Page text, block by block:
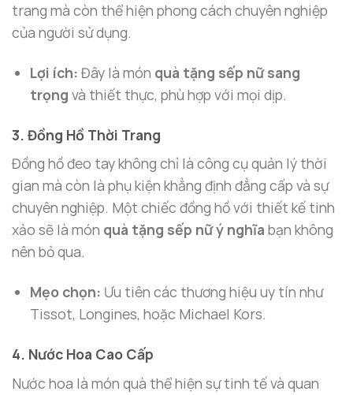
trang mà còn thể hiện phong cách chuyên nghiệp
của người sử dụng.
Lợi ích: Đây là món quà tặng sếp nữ sang
trọng và thiết thực, phù hợp với mọi dịp.
3. Đồng Hồ Thời Trang
Đồng hồ đeo tay không chỉ là công cụ quản lý thời
gian mà còn là phụ kiện khẳng định đẳng cấp và sự
chuyên nghiệp. Một chiếc đồng hồ với thiết kế tinh
xảo sẽ là món quà tặng sếp nữ ý nghĩa bạn không
nên bỏ qua.
Mẹo chọn: Ưu tiên các thương hiệu uy tín như
Tissot, Longines, hoặc Michael Kors.
4. Nước Hoa Cao Cấp
Nước hoa là món quà thể hiện sự tinh tế và quan